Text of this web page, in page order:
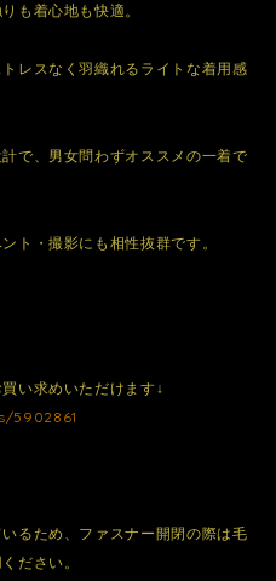
も着心地も快適。
レスなく羽織れるライトな着用感
で、男女問わずオススメの一着で
ト・撮影にも相性抜群です。
い求めいただけます↓
5902861
るため、ファスナー開閉の際は毛
ださい。